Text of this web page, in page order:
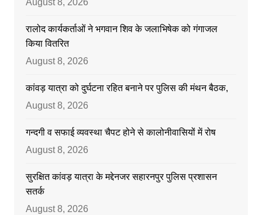
रालोद कार्यकर्ताओं ने भगवान शिव के जलाभिषेक को गंगाजल
किया वितरित
August 8, 2026
कांवड़ यात्रा को दुर्घटना रहित बनाने पर पुलिस की मंथन बैठक,
August 8, 2026
गन्दगी व सफाई व्यवस्था चैपट होने से कालोनीवासियों में रोष
August 8, 2026
सुरक्षित कांवड़ यात्रा के मद्देनजर सहारनपुर पुलिस प्रशासन
सतर्क
August 8, 2026